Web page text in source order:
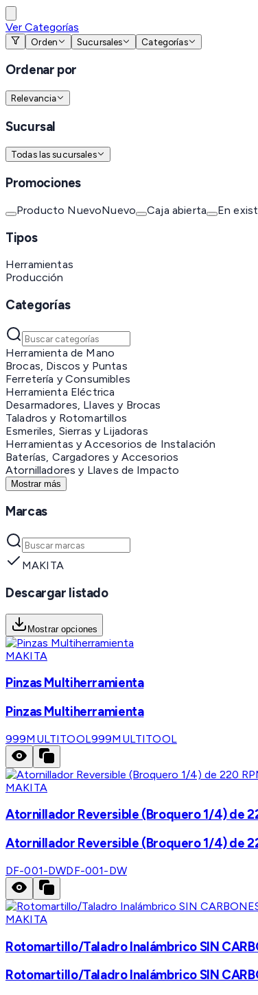
Ver Categorías
Orden Sucursales Categorías
Ordenar por
Relevancia
Sucursal
Todas las sucursales
Promociones
Producto NuevoNuevo Caja abierta En
Tipos
Herramientas
Producción
Categorías
Herramienta de Mano
Brocas, Discos y Puntas
Ferretería y Consumibles
Herramienta Eléctrica
Desarmadores, Llaves y Brocas
Taladros y Rotomartillos
Esmeriles, Sierras y Lijadoras
Herramientas y Accesorios de Instalación
Baterías, Cargadores y Accesorios
Atornilladores y Llaves de Impacto
Mostrar más
Marcas
MAKITA
Descargar listado
Mostrar opciones
MAKITA
Pinzas Multiherramienta
Pinzas Multiherramienta
999MULTITOOL999MULTITOOL
MAKITA
Atornillador Reversible (Broquero 1/4) de
Atornillador Reversible (Broquero 1/4) de
DF-001-DWDF-001-DW
MAKITA
Rotomartillo/Taladro Inalámbrico SIN
Rotomartillo/Taladro Inalámbrico SIN